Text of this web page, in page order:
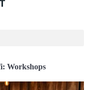
Workshops